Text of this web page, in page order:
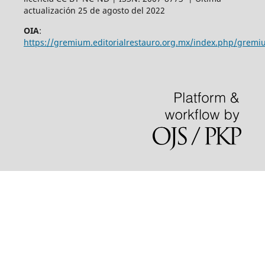
actualización 25 de agosto del 2022
OIA:
https://gremium.editorialrestauro.org.mx/index.php/